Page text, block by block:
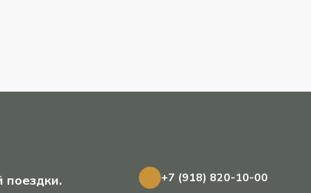
поездки.
+7 (918) 820-10-00